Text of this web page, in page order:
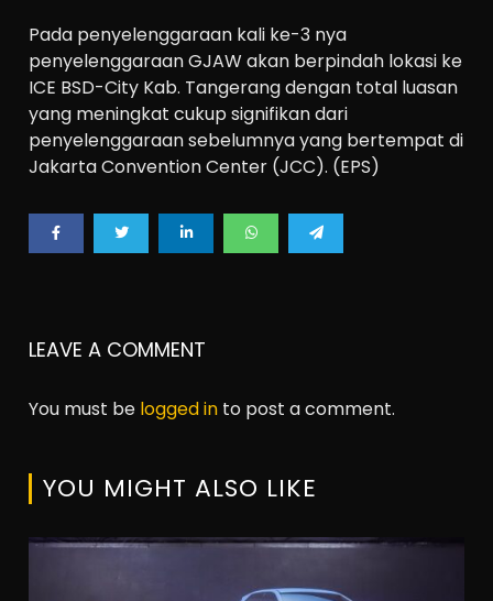
Pada penyelenggaraan kali ke-3 nya
penyelenggaraan GJAW akan berpindah lokasi ke
ICE BSD-City Kab. Tangerang dengan total luasan
yang meningkat cukup signifikan dari
penyelenggaraan sebelumnya yang bertempat di
Jakarta Convention Center (JCC). (EPS)
LEAVE A COMMENT
You must be logged in to post a comment.
YOU MIGHT ALSO LIKE